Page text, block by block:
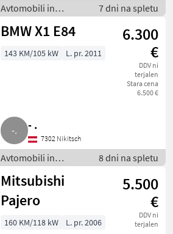
Avtomobili in
motorna kolesa /
Terensko vozilo -
7 dni na spletu
BMW X1 E84
6.300
€
DDV ni
terjalen
Stara cena
6.500 €
143 KM/105 kW L. pr. 2011
- .
7302 Nikitsch
Avtomobili in
motorna kolesa /
Terensko vozilo -
offroader
8 dni na spletu
Mitsubishi
Pajero
5.500
€
DDV ni
terjalen
160 KM/118 kW L. pr. 2006